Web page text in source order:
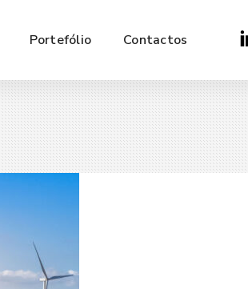
Portefólio Contactos